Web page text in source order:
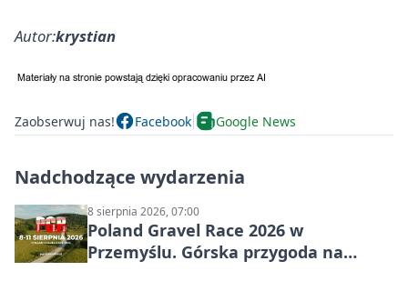
Autor:krystian
Zaobserwuj nas! Facebook Google News
Nadchodzące wydarzenia
8 sierpnia 2026, 07:00
Poland Gravel Race 2026 w
Przemyślu. Górska przygoda na